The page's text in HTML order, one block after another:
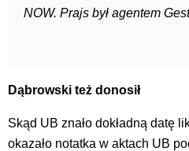
NOW. Prajs był agentem
Dąbrowski też donosił
Skąd UB znało dokładną datę
okazało notatka w aktach UB